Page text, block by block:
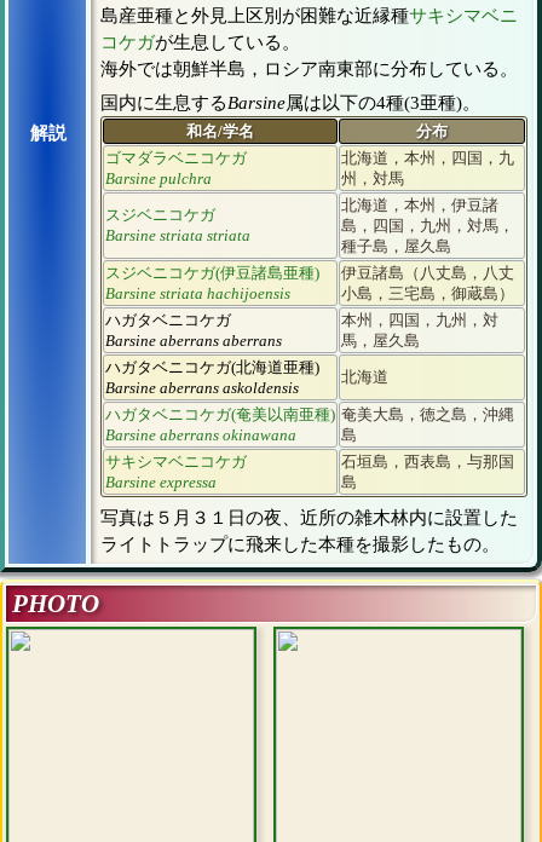
解説
島産亜種と外見上区別が困難な近縁種サキシマベニ
コケガが生息している。
海外では朝鮮半島，ロシア南東部に分布している。
国内に生息するBarsine属は以下の4種(3亜種)。
和名/学名
分布
ゴマダラベニコケガ
Barsine pulchra
北海道，本州，四国，九
州，対馬
スジベニコケガ
Barsine striata striata
北海道，本州，伊豆諸
島，四国，九州，対馬，
種子島，屋久島
スジベニコケガ(伊豆諸島亜種)
Barsine striata hachijoensis
伊豆諸島（八丈島，八丈
小島，三宅島，御蔵島）
ハガタベニコケガ
Barsine aberrans aberrans
本州，四国，九州，対
馬，屋久島
ハガタベニコケガ(北海道亜種)
Barsine aberrans askoldensis
北海道
ハガタベニコケガ(奄美以南亜種)
Barsine aberrans okinawana
奄美大島，徳之島，沖縄
島
サキシマベニコケガ
Barsine expressa
石垣島，西表島，与那国
島
写真は５月３１日の夜、近所の雑木林内に設置した
ライトトラップに飛来した本種を撮影したもの。
PHOTO